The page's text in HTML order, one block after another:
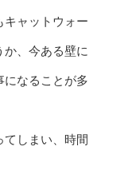
キャットウォー
か、今ある壁に
になることが多
てしまい、時間